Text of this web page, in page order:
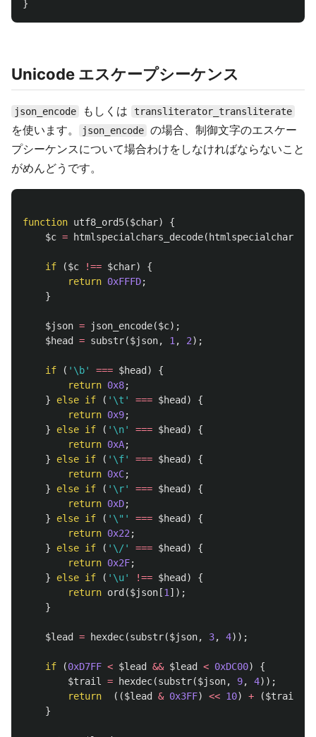
}
Unicode エスケープシーケンス
json_encode もしくは transliterator_transliterate
を使います。 json_encode の場合、制御文字のエスケー
プシーケンスについて場合わけをしなければならないこと
がめんどうです。
function utf8_ord5($char)
{
$c = htmlspecialchars_decode( htmlspecialchars
if ($c !== $char)
{
return 0xFFFD;
}
$json = json_encode($c);
$head
= substr($json, 1 , 2);
if ( '\b' === $head )
{
return 0x8;
}
else if ( '\t' === $head )
{
return 0x9;
}
else if ( '\n' === $head )
{
return 0xA;
}
else if ( '\f' === $head )
{
return 0xC;
}
else if ( '\r' === $head )
{
return 0xD;
}
else if ( '\"' === $head )
{
return 0x22 ;
}
else if ( '\/' === $head )
{
return 0x2F;
}
else if ( '\u' !== $head )
{
return ord ($json [1 ]);
}
$lead = hexdec(substr($json, 3, 4));
if (0xD7FF < $lead && $lead < 0xDC00)
{
$trail
= hexdec(substr($json, 9, 4));
return
(($lead & 0x3FF) << 10) + ($trail
}